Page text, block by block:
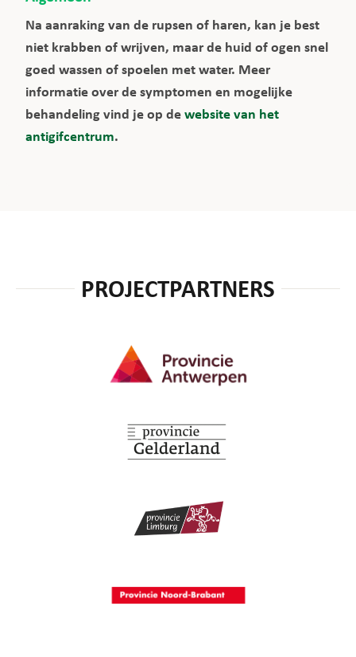
Na aanraking van de rupsen of haren, kan je best
niet krabben of wrijven, maar de huid of ogen snel
goed wassen of spoelen met water. Meer
informatie over de symptomen en mogelijke
behandeling vind je op dewebsite van het
antigifcentrum.
PROJECTPARTNERS